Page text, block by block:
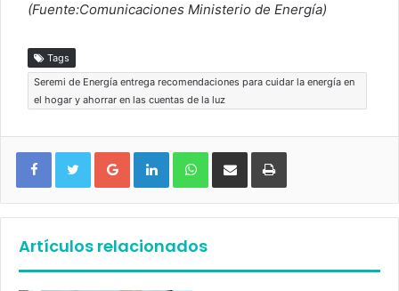
(Fuente:Comunicaciones Ministerio de Energía)
Tags
Seremi de Energía entrega recomendaciones para cuidar la energía en
el hogar y ahorrar en las cuentas de la luz
Google+ LinkedIn WhatsApp
Artículos relacionados